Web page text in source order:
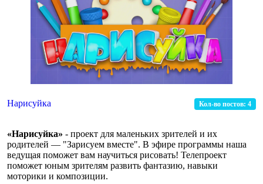
Нарисуйка Кол-во постов: 4
«Нарисуйка» - проект для маленьких зрителей и их
родителей — "Зарисуем вместе". В эфире программы наша
ведущая поможет вам научиться рисовать! Телепроект
поможет юным зрителям развить фантазию, навыки
моторики и композиции.